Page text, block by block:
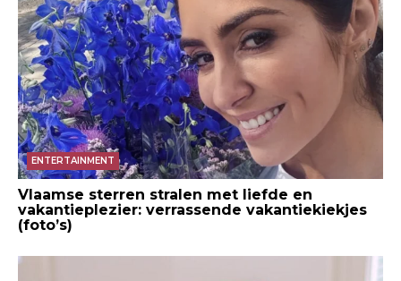
ENTERTAINMENT
Vlaamse sterren stralen met liefde en
vakantieplezier: verrassende vakantiekiekjes
(foto’s)